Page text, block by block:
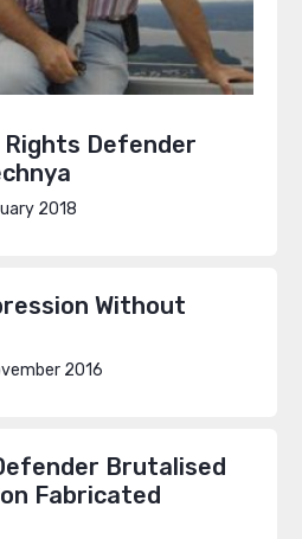
Rights Defender
2018
Without
2016
Brutalised
Fabricated